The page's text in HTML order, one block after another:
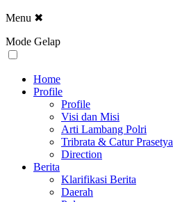
Menu ✖
Mode Gelap
Home
Profile
Profile
Visi dan Misi
Arti Lambang Polri
Tribrata & Catur Prasetya
Direction
Berita
Klarifikasi Berita
Daerah